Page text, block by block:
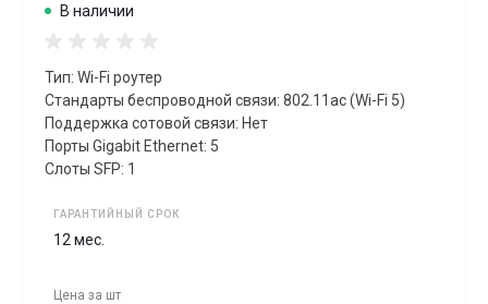
В наличии
Тип: Wi-Fi роутер
Стандарты беспроводной связи: 802.11ac (Wi-Fi 5)
Поддержка сотовой связи: Нет
Порты Gigabit Ethernet: 5
Слоты SFP: 1
ГАРАНТИЙНЫЙ СРОК
12 мес.
Цена за шт